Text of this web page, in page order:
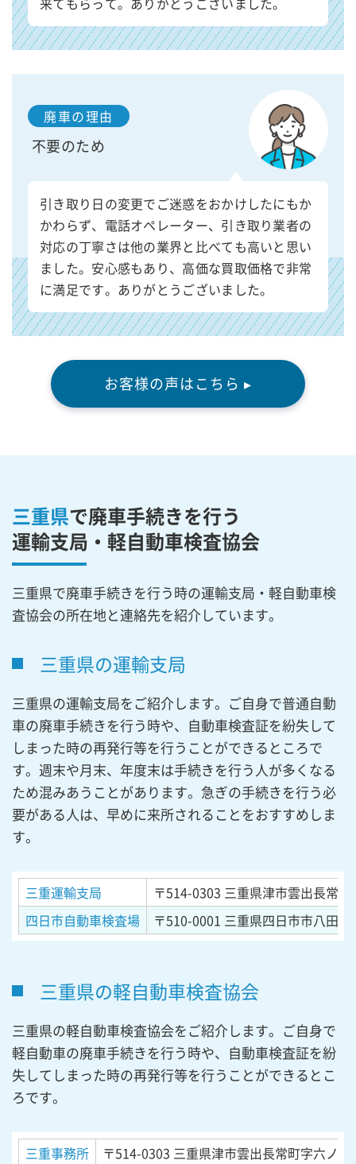
廃車の理由
不要のため
引き取り日の変更でご迷惑をおかけしたにもか
かわらず、電話オペレーター、引き取り業者の
対応の丁寧さは他の業界と比べても高いと思い
ました。安心感もあり、高価な買取価格で非常
に満足です。ありがとうございました。
お客様の声はこちら ▸
三重県で廃車手続きを行う
運輸支局・軽自動車検査協会
三重県で廃車手続きを行う時の運輸支局・軽自動車検
査協会の所在地と連絡先を紹介しています。
三重県の運輸支局
三重県の運輸支局をご紹介します。ご自身で普通自動
車の廃車手続きを行う時や、自動車検査証を紛失して
しまった時の再発行等を行うことができるところで
す。週末や月末、年度末は手続きを行う人が多くなる
ため混みあうことがあります。急ぎの手続きを行う必
要がある人は、早めに来所されることをおすすめしま
す。
三重運輸支局 〒514-0303 三重県津市雲出長常
四日市自動車検査場
〒510-0001 三重県四日市市八田3
三重県の軽自動車検査協会
三重県の軽自動車検査協会をご紹介します。ご自身で
軽自動車の廃車手続きを行う時や、自動車検査証を紛
失してしまった時の再発行等を行うことができるとこ
ろです。
三重事務所 〒514-0303 三重県津市雲出長常町字六ノ